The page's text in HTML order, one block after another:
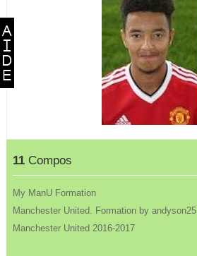
11 Compos
My ManU Formation
Manchester United. Formation by andyson25
Manchester United 2016-2017